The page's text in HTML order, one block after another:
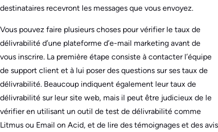
destinataires recevront les messages que vous envoyez.
Vous pouvez faire plusieurs choses pour vérifier le taux de
délivrabilité d’une plateforme d’e-mail marketing avant de
vous inscrire. La première étape consiste à contacter l’équipe
de support client et à lui poser des questions sur ses taux de
délivrabilité. Beaucoup indiquent également leur taux de
délivrabilité sur leur site web, mais il peut être judicieux de le
vérifier en utilisant un outil de test de délivrabilité comme
Litmus ou Email on Acid, et de lire des témoignages et des avis